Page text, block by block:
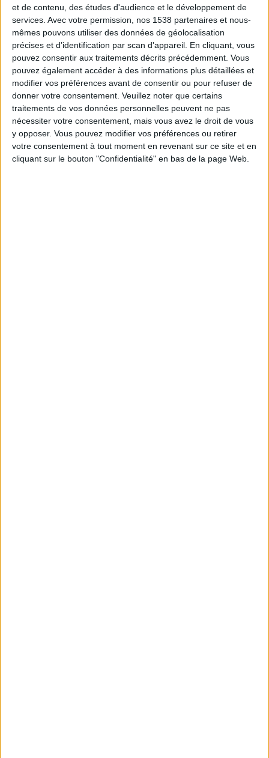
et de contenu, des études d'audience et le développement de
services. Avec votre permission, nos 1538 partenaires et nous-
mêmes pouvons utiliser des données de géolocalisation
précises et d’identification par scan d'appareil. En cliquant, vous
pouvez consentir aux traitements décrits précédemment. Vous
pouvez également accéder à des informations plus détaillées et
modifier vos préférences avant de consentir ou pour refuser de
donner votre consentement. Veuillez noter que certains
traitements de vos données personnelles peuvent ne pas
nécessiter votre consentement, mais vous avez le droit de vous
y opposer. Vous pouvez modifier vos préférences ou retirer
votre consentement à tout moment en revenant sur ce site et en
cliquant sur le bouton "Confidentialité" en bas de la page Web.
Peut-on remplacer la viande par des féculents ?
Consultation diététique du 05/08/2026